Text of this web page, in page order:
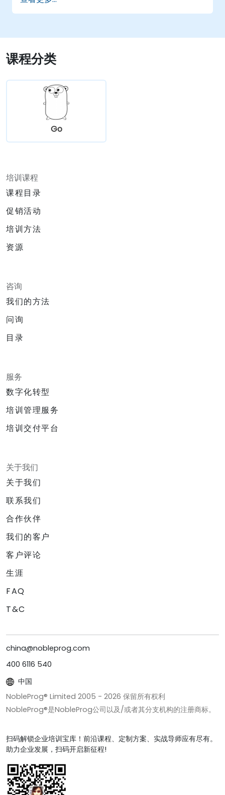
课程分类
Go
培训课程
课程目录
促销活动
培训方法
资源
咨询
我们的方法
问询
目录
服务
数字化转型
培训管理服务
培训交付平台
关于我们
关于我们
联系我们
合作伙伴
我们的客户
客户评论
生涯
FAQ
T&C
china@nobleprog.com
400 6116 540
中国
NobleProg® Limited 2005 - 2026 保留所有权利
NobleProg®是NobleProg公司以及/或者其分支机构的注册商标。
扫码解锁企业培训宝库！前沿课程、定制方案、实战导师应有尽有。
助力企业发展，扫码开启新征程!